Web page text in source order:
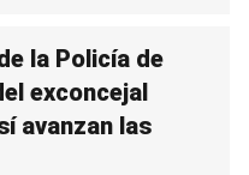
la Policía de
exconcejal
avanzan las